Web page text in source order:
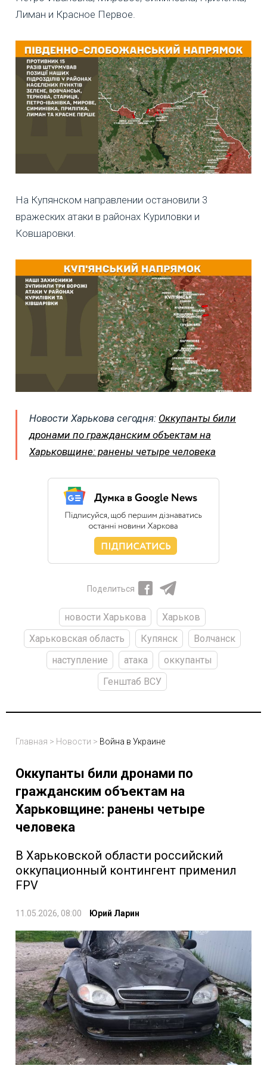
Лиман и Красное Первое.
На Купянском направлении остановили 3
вражеских атаки в районах Куриловки и
Ковшаровки.
Новости Харькова сегодня: Оккупанты били
дронами по гражданским объектам на
Харьковщине: ранены четыре человека
Поделиться
новости Харькова
Харьков
Харьковская область
Купянск
Волчанск
наступление
атака
оккупанты
Генштаб ВСУ
Главная > Новости > Война в Украине
Оккупанты били дронами по
гражданским объектам на
Харьковщине: ранены четыре
человека
В Харьковской области российский
оккупационный контингент применил
FPV
11.05.2026, 08:00 Юрий Ларин